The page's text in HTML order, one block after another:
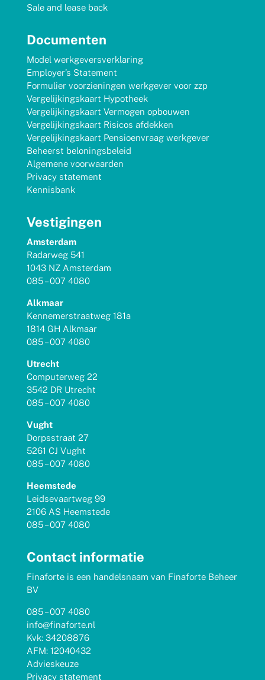
Sale and lease back
Documenten
Model werkgeversverklaring
Employer’s Statement
Formulier voorzieningen werkgever voor zzp
Vergelijkingskaart Hypotheek
Vergelijkingskaart Vermogen opbouwen
Vergelijkingskaart Risicos afdekken
Vergelijkingskaart Pensioenvraag werkgever
Beheerst beloningsbeleid
Algemene voorwaarden
Privacy statement
Kennisbank
Vestigingen
Amsterdam
Radarweg 541
1043 NZ Amsterdam
085 – 007 4080
Alkmaar
Kennemerstraatweg 181a
1814 GH Alkmaar
085 – 007 4080
Utrecht
Computerweg 22
3542 DR Utrecht
085 – 007 4080
Vught
Dorpsstraat 27
5261 CJ Vught
085 – 007 4080
Heemstede
Leidsevaartweg 99
2106 AS Heemstede
085 – 007 4080
Contact informatie
Finaforte is een handelsnaam van Finaforte Beheer
BV
085 – 007 4080
info@finaforte.nl
Kvk: 34208876
AFM: 12040432
Advieskeuze
Privacy statement